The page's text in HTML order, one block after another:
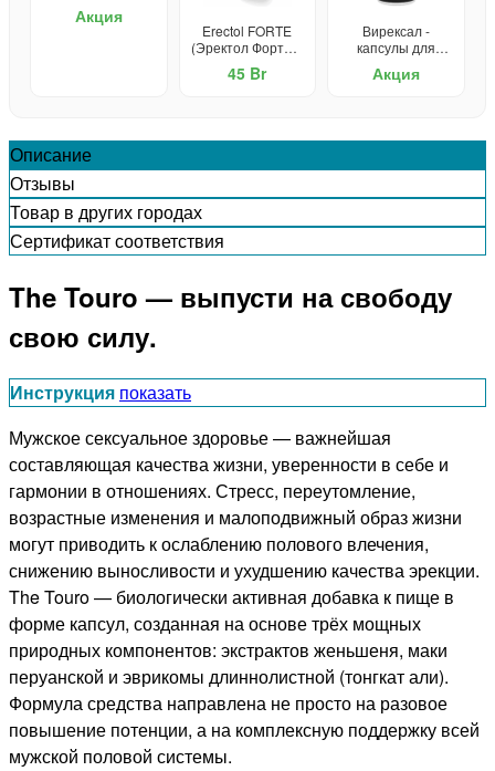
простатита и для
Акция
Erectol FORTE
(Эректол Форте) -
средство для
потенции
45 Br
Вирексал -
капсулы для
Акция
Описание
Отзывы
Товар в других городах
Сертификат соответствия
The Touro — выпусти на свободу
свою силу.
Инструкция показать
Мужское сексуальное здоровье — важнейшая
составляющая качества жизни, уверенности в себе и
гармонии в отношениях. Стресс, переутомление,
возрастные изменения и малоподвижный образ жизни
могут приводить к ослаблению полового влечения,
снижению выносливости и ухудшению качества эрекции.
The Touro — биологически активная добавка к пище в
форме капсул, созданная на основе трёх мощных
природных компонентов: экстрактов женьшеня, маки
перуанской и эврикомы длиннолистной (тонгкат али).
Формула средства направлена не просто на разовое
повышение потенции, а на комплексную поддержку всей
мужской половой системы.